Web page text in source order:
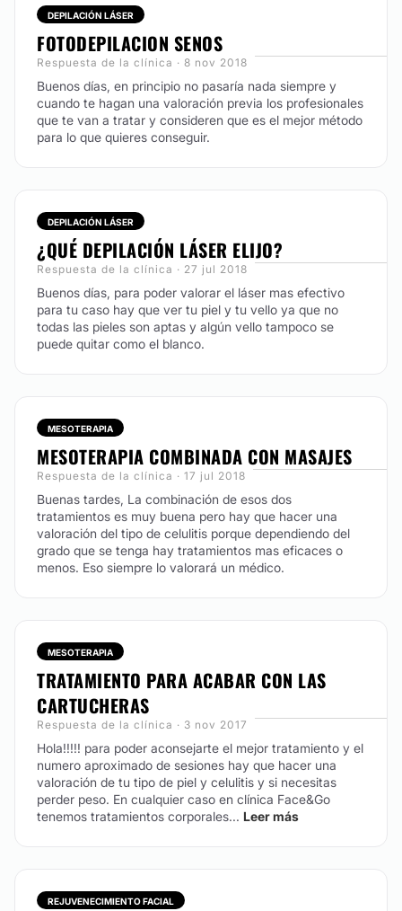
DEPILACIÓN LÁSER
FOTODEPILACION SENOS
Respuesta de la clínica · 8 nov 2018
Buenos días, en principio no pasaría nada siempre y
cuando te hagan una valoración previa los profesionales
que te van a tratar y consideren que es el mejor método
para lo que quieres conseguir.
DEPILACIÓN LÁSER
¿QUÉ DEPILACIÓN LÁSER ELIJO?
Respuesta de la clínica · 27 jul 2018
Buenos días, para poder valorar el láser mas efectivo
para tu caso hay que ver tu piel y tu vello ya que no
todas las pieles son aptas y algún vello tampoco se
puede quitar como el blanco.
MESOTERAPIA
MESOTERAPIA COMBINADA CON MASAJES
Respuesta de la clínica · 17 jul 2018
Buenas tardes, La combinación de esos dos
tratamientos es muy buena pero hay que hacer una
valoración del tipo de celulitis porque dependiendo del
grado que se tenga hay tratamientos mas eficaces o
menos. Eso siempre lo valorará un médico.
MESOTERAPIA
TRATAMIENTO PARA ACABAR CON LAS
CARTUCHERAS
Respuesta de la clínica · 3 nov 2017
Hola!!!!! para poder aconsejarte el mejor tratamiento y el
numero aproximado de sesiones hay que hacer una
valoración de tu tipo de piel y celulitis y si necesitas
perder peso. En cualquier caso en clínica Face&Go
tenemos tratamientos corporales... Leer más
REJUVENECIMIENTO FACIAL